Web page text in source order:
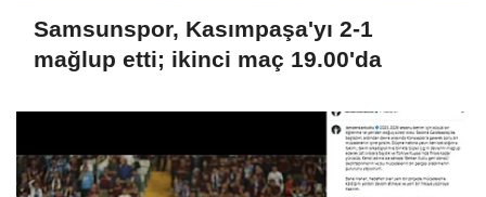
Samsunspor, Kasımpaşa'yı 2-1
mağlup etti; ikinci maç 19.00'da